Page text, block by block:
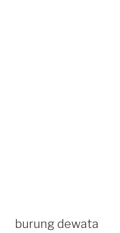
burung dewata